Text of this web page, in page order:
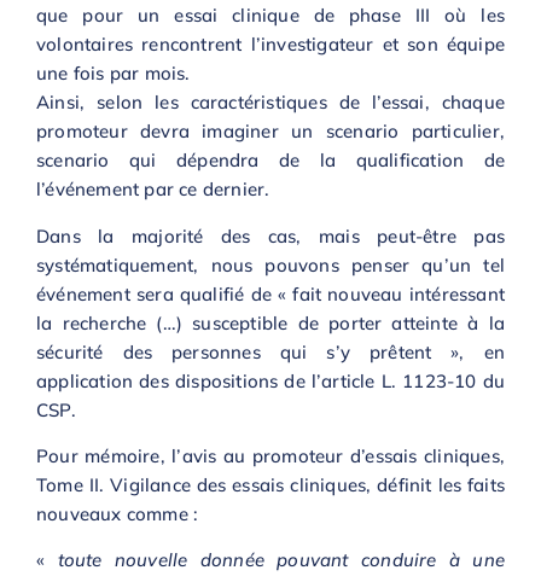
que pour un essai clinique de phase III où les
volontaires rencontrent l’investigateur et son équipe
une fois par mois.
Ainsi, selon les caractéristiques de l’essai, chaque
promoteur devra imaginer un scenario particulier,
scenario qui dépendra de la qualification de
l’événement par ce dernier.
Dans la majorité des cas, mais peut-être pas
systématiquement, nous pouvons penser qu’un tel
événement sera qualifié de « fait nouveau intéressant
la recherche (…) susceptible de porter atteinte à la
sécurité des personnes qui s’y prêtent », en
application des dispositions de l’article L. 1123-10 du
CSP.
Pour mémoire, l’avis au promoteur d’essais cliniques,
Tome II. Vigilance des essais cliniques, définit les faits
nouveaux comme :
« toute nouvelle donnée pouvant conduire à une